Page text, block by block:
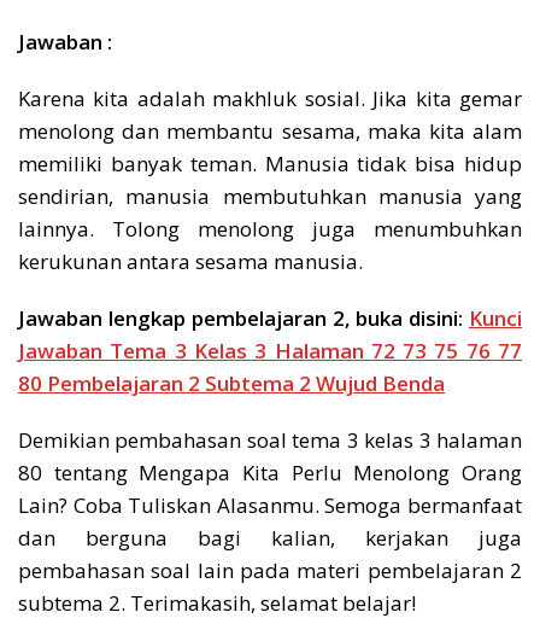
Jawaban :
Karena kita adalah makhluk sosial. Jika kita gemar
menolong dan membantu sesama, maka kita alam
memiliki banyak teman. Manusia tidak bisa hidup
sendirian, manusia membutuhkan manusia yang
lainnya. Tolong menolong juga menumbuhkan
kerukunan antara sesama manusia.
Jawaban lengkap pembelajaran 2, buka disini: Kunci
Jawaban Tema 3 Kelas 3 Halaman 72 73 75 76 77
80 Pembelajaran 2 Subtema 2 Wujud Benda
Demikian pembahasan soal tema 3 kelas 3 halaman
80 tentang Mengapa Kita Perlu Menolong Orang
Lain? Coba Tuliskan Alasanmu. Semoga bermanfaat
dan berguna bagi kalian, kerjakan juga
pembahasan soal lain pada materi pembelajaran 2
subtema 2. Terimakasih, selamat belajar!